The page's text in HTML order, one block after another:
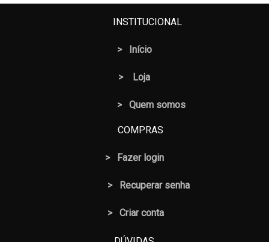
INSTITUCIONAL
> Início
> Loja
> Quem somos
COMPRAS
> Fazer login
> Recuperar senha
> Criar conta